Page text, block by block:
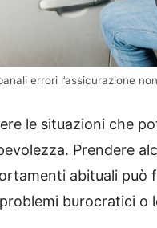
errori l’assicurazione
le situazioni che
Prendere
abituali può
burocratici o